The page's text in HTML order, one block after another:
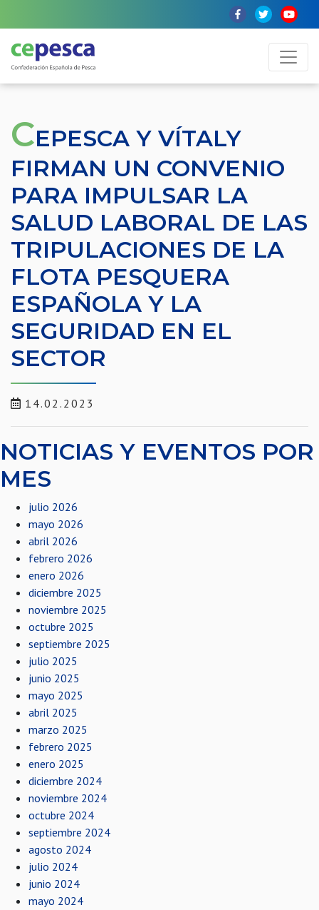
CEPESCA Y VÍTALY
FIRMAN UN CONVENIO
PARA IMPULSAR LA
SALUD LABORAL DE LAS
TRIPULACIONES DE LA
FLOTA PESQUERA
ESPAÑOLA Y LA
SEGURIDAD EN EL
SECTOR
14.02.2023
NOTICIAS Y EVENTOS POR
MES
julio 2026
mayo 2026
abril 2026
febrero 2026
enero 2026
diciembre 2025
noviembre 2025
octubre 2025
septiembre 2025
julio 2025
junio 2025
mayo 2025
abril 2025
marzo 2025
febrero 2025
enero 2025
diciembre 2024
noviembre 2024
octubre 2024
septiembre 2024
agosto 2024
julio 2024
junio 2024
mayo 2024